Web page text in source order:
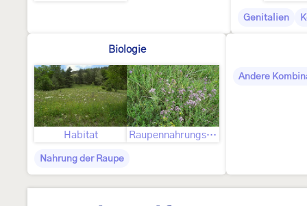
Genitalien
Biologie
Habitat Raupennahrungspflanzen
Nahrung der Raupe
Andere